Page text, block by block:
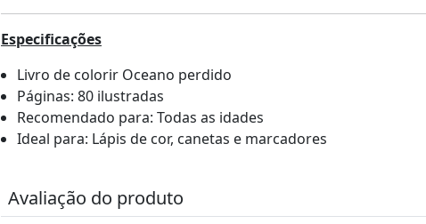
Especificações
Livro de colorir Oceano perdido
Páginas: 80 ilustradas
Recomendado para: Todas as idades
Ideal para: Lápis de cor, canetas e marcadores
Avaliação do produto